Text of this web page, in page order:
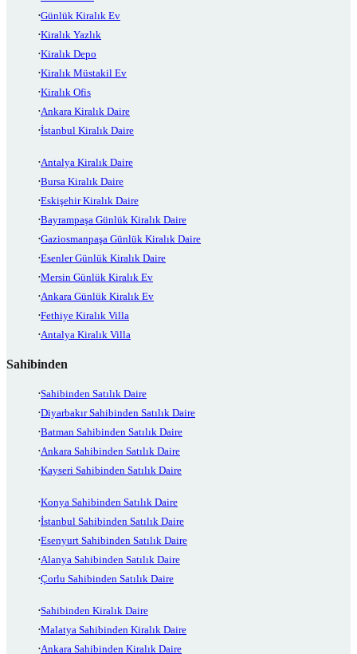
Günlük Kiralık Ev
Kiralık Yazlık
Kiralık Depo
Kiralık Müstakil Ev
Kiralık Ofis
Ankara Kiralık Daire
İstanbul Kiralık Daire
Antalya Kiralık Daire
Bursa Kiralık Daire
Eskişehir Kiralık Daire
Bayrampaşa Günlük Kiralık Daire
Gaziosmanpaşa Günlük Kiralık Daire
Esenler Günlük Kiralık Daire
Mersin Günlük Kiralık Ev
Ankara Günlük Kiralık Ev
Fethiye Kiralık Villa
Antalya Kiralık Villa
Sahibinden
Sahibinden Satılık Daire
Diyarbakır Sahibinden Satılık Daire
Batman Sahibinden Satılık Daire
Ankara Sahibinden Satılık Daire
Kayseri Sahibinden Satılık Daire
Konya Sahibinden Satılık Daire
İstanbul Sahibinden Satılık Daire
Esenyurt Sahibinden Satılık Daire
Alanya Sahibinden Satılık Daire
Çorlu Sahibinden Satılık Daire
Sahibinden Kiralık Daire
Malatya Sahibinden Kiralık Daire
Ankara Sahibinden Kiralık Daire